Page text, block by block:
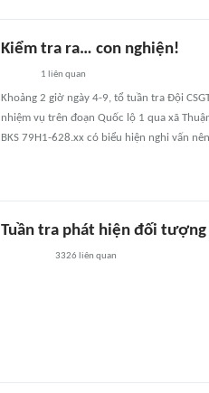
Kiểm tra ra… con nghiện!
1 liên quan
Khoảng 2 giờ ngày 4-9, tổ tuần tra Đội
nhiệm vụ trên đoạn Quốc lộ 1 qua xã
BKS 79H1-628.xx có biểu hiện nghi vấn
Tuần tra phát hiện đối
3326 liên quan